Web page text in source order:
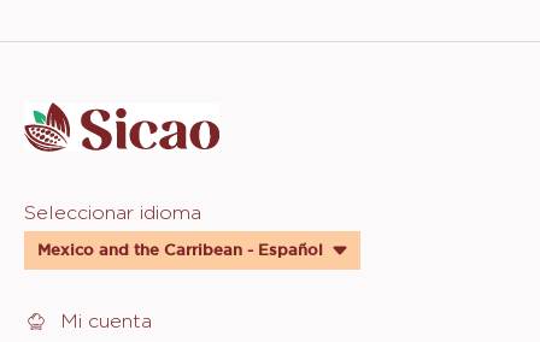
info
Website
quick
links
Seleccionar idioma
Mexico and the Carribean - Español
Mi cuenta